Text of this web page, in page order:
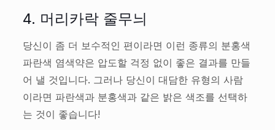
4. 머리카락 줄무늬
당신이 좀 더 보수적인 편이라면 이런 종류의 분홍색
파란색 염색약은 압도할 걱정 없이 좋은 결과를 만들
어 낼 것입니다. 그러나 당신이 대담한 유형의 사람
이라면 파란색과 분홍색과 같은 밝은 색조를 선택하
는 것이 좋습니다!